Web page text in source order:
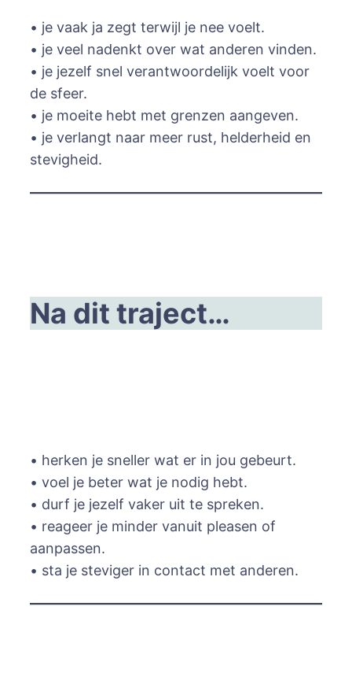
• je vaak ja zegt terwijl je nee voelt.
• je veel nadenkt over wat anderen vinden.
• je jezelf snel verantwoordelijk voelt voor
de sfeer.
• je moeite hebt met grenzen aangeven.
• je verlangt naar meer rust, helderheid en
stevigheid.
Na dit traject…
• herken je sneller wat er in jou gebeurt.
• voel je beter wat je nodig hebt.
• durf je jezelf vaker uit te spreken.
• reageer je minder vanuit pleasen of
aanpassen.
• sta je steviger in contact met anderen.